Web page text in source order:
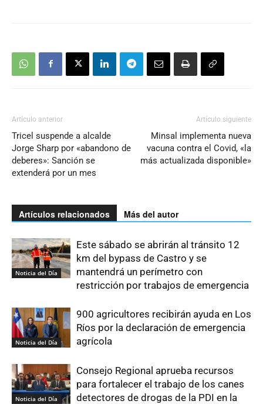
Artículo anterior
Tricel suspende a alcalde
Jorge Sharp por «abandono de
deberes»: Sanción se
extenderá por un mes
Artículo siguiente
Minsal implementa nueva
vacuna contra el Covid, «la
más actualizada disponible»
Artículos relacionados Más del autor
Noticia del Día
Este sábado se abrirán al tránsito 12
km del bypass de Castro y se
mantendrá un perímetro con
restricción por trabajos de emergencia
Noticia del Día
900 agricultores recibirán ayuda en Los
Ríos por la declaración de emergencia
agrícola
Noticia del Día
Consejo Regional aprueba recursos
para fortalecer el trabajo de los canes
detectores de drogas de la PDI en la